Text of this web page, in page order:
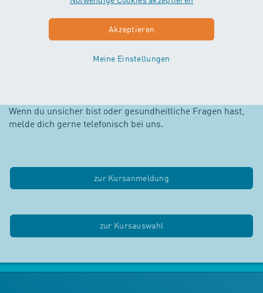
Akzeptieren
Meine Einstellungen
Hier findest du alles nochmals kompakt zusammengefasst:
Babyschwimmen Checkliste als PDF herunterladen
Download the baby swimming checklist (PDF)
Wenn du unsicher bist oder gesundheitliche Fragen hast,
melde dich gerne telefonisch bei uns.
zur Kursanmeldung
zur Kursauswahl